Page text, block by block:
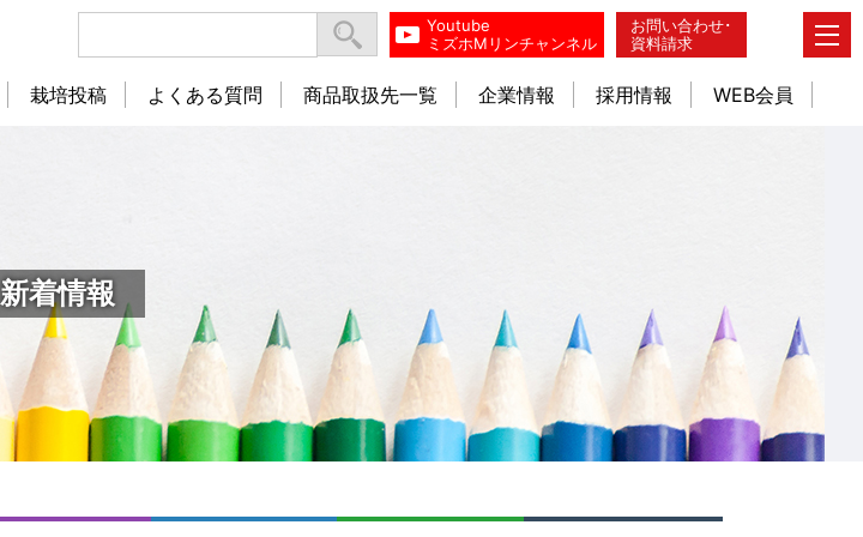
お問い合わせ･
資料請求
Youtube
ミズホMリンチャンネル
栽培投稿 よくある質問 商品取扱先一覧 企業情報 採用情報 WEB会員
新着情報